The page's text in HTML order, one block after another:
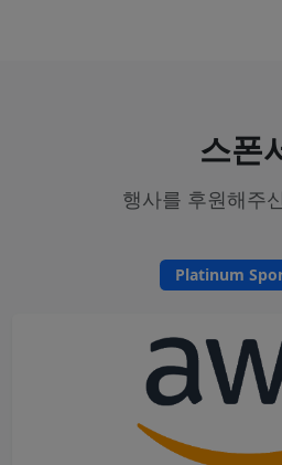
스폰
행사를 후원해주
Platinum